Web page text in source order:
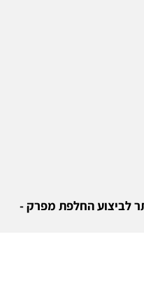
לביצוע החלפת מפרק -